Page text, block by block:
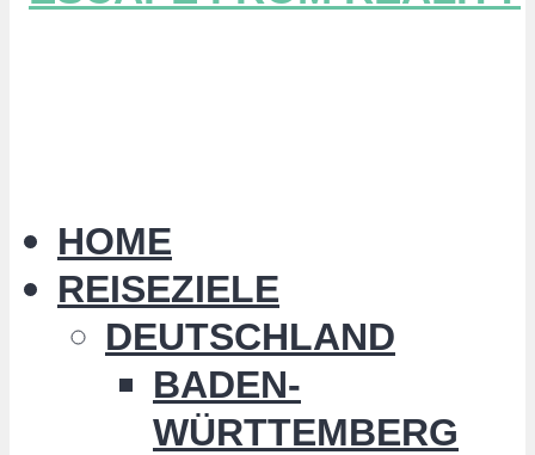
HOME
REISEZIELE
DEUTSCHLAND
BADEN-
WÜRTTEMBERG